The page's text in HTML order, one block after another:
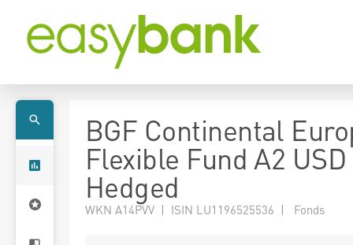
BGF Continental
Flexible Fund A2 USD
Hedged
WKN A14PVV | ISIN LU1196525536 | Fonds